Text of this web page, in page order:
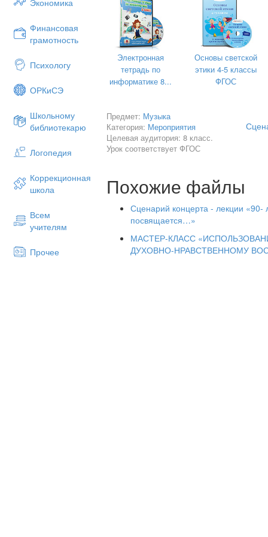
Экономика
Финансовая
грамотность
Психологу
ОРКиСЭ
Школьному
библиотекарю
Логопедия
Коррекционная
школа
Всем
учителям
Прочее
нитью проходит в творчестве Булата
2 Вед. Не прошёл стороной Булат
после достижения
месяцев подготовки с октября 1942
миномётчиком.
1 Вед. Откроет наш фестиваль
Окуджавы, написанная для
Песня «Мы за
1 Вед. Булат Шалвович вдохновил
молодёжь 60-х.
2 Вед. И к началу 70-х годов
Александр Городницкий, Юрий
Высотский,
1 Вед. Олег Митяев, Сергей и
Электронная
тетрадь по
информатике 8...
Основы светской
этики 4-5 классы
ФГОС
Предмет: Музыка
Категория: Мероприятия
Целевая аудитория: 8 класс.
Урок соответствует ФГОС
Похожие файлы
Сценарий концерта - лекции
посвящается…»
МАСТЕР-КЛАСС
ДУХОВНО-НРАВСТВЕННОМУ